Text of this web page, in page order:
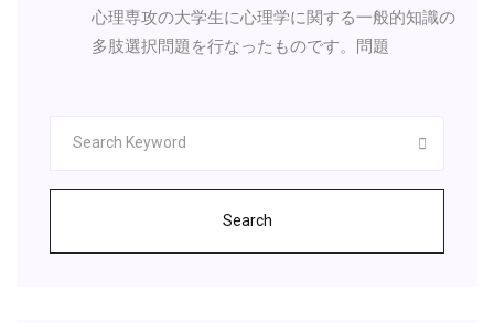
心理専攻の大学生に心理学に関する一般的知識の
多肢選択問題を行なったものです。問題
Search